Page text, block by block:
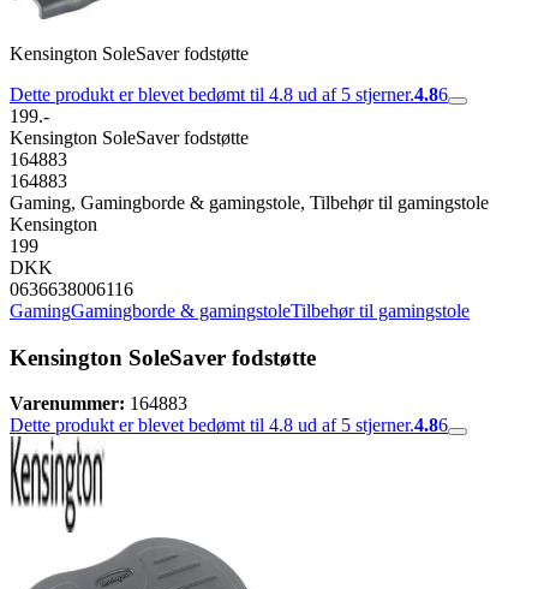
Kensington SoleSaver fodstøtte
Dette produkt er blevet bedømt til 4.8 ud af 5 stjerner.4.86
199.-
Kensington SoleSaver fodstøtte
164883
164883
Gaming, Gamingborde & gamingstole, Tilbehør til gamingstole
Kensington
199
DKK
0636638006116
GamingGamingborde & gamingstoleTilbehør til gamingstole
Kensington SoleSaver fodstøtte
Varenummer: 164883
Dette produkt er blevet bedømt til 4.8 ud af 5 stjerner.4.86